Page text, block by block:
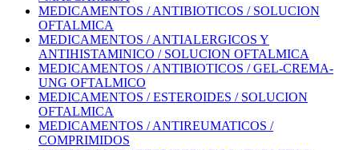
MEDICAMENTOS / ANTIBIOTICOS / SOLUCION
OFTALMICA
MEDICAMENTOS / ANTIALERGICOS Y
ANTIHISTAMINICO / SOLUCION OFTALMICA
MEDICAMENTOS / ANTIBIOTICOS / GEL-CREMA-
UNG OFTALMICO
MEDICAMENTOS / ESTEROIDES / SOLUCION
OFTALMICA
MEDICAMENTOS / ANTIREUMATICOS /
COMPRIMIDOS